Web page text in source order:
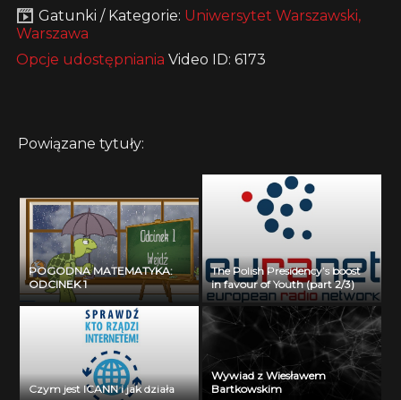
Gatunki / Kategorie: Uniwersytet Warszawski,
Warszawa
Opcje udostępniania Video ID: 6173
Powiązane tytuły:
POGODNA MATEMATYKA:
ODCINEK 1
The Polish Presidency’s boost
in favour of Youth (part 2/3)
Czym jest ICANN i jak działa
Wywiad z Wiesławem
Bartkowskim